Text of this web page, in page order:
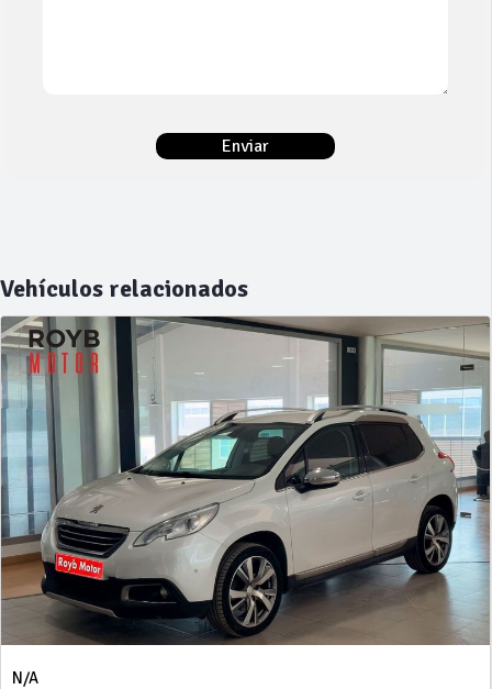
Vehículos relacionados
N/A